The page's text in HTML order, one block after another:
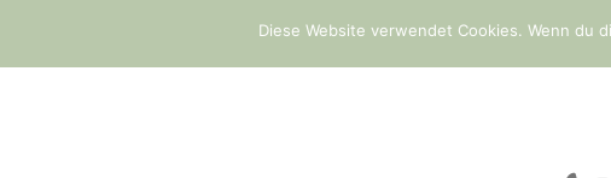
Diese Website verwendet Cookies. Wenn du